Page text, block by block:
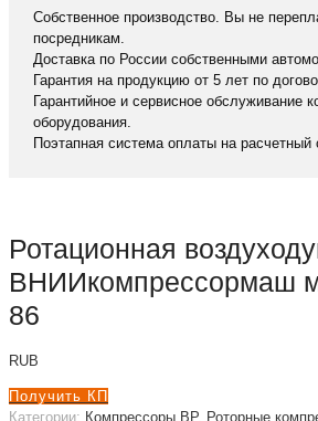
Собственное производство. Вы не
посредникам.
Доставка по России собственными
Гарантия на продукцию от 5 лет по
Гарантийное и сервисное обслуживание
оборудования.
Поэтапная система оплаты на расчетный
Ротационная
ВНИИкомпрессормаш
86
RUB
Получить КП
Категории: Компрессоры ВР, Роторные